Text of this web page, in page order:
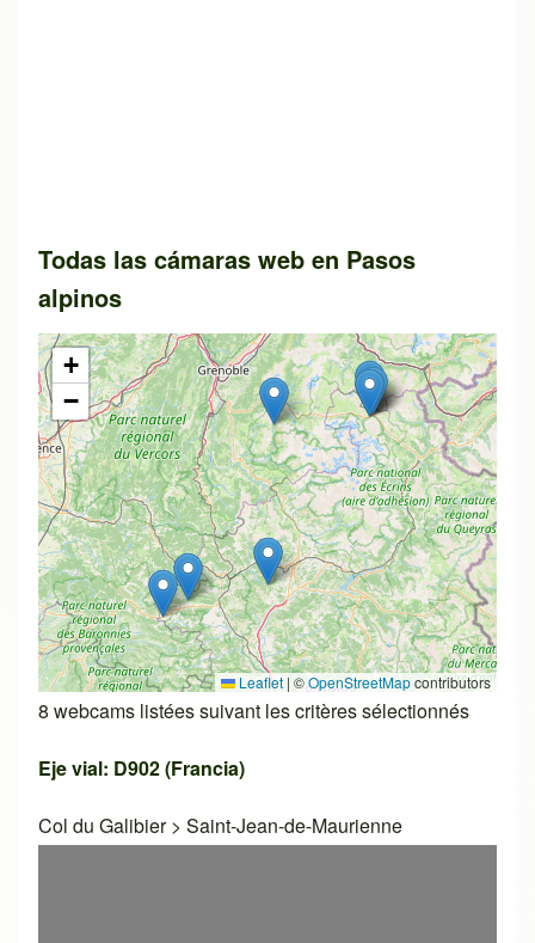
Todas las cámaras web en Pasos
alpinos
+
−
Leaflet | ©OpenStreetMapcontributors
8 webcams listées suivant les critères sélectionnés
Eje vial: D902 (Francia)
Col du Galibier> Saint-Jean-de-Maurienne